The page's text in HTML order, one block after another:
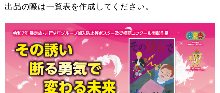
出品の際は一覧表を作成してください。